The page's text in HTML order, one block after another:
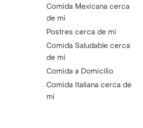
Comida Mexicana cerca
de mi
Postres cerca de mi
Comida Saludable cerca
de mi
Comida a Domicilio
Comida Italiana cerca de
mi